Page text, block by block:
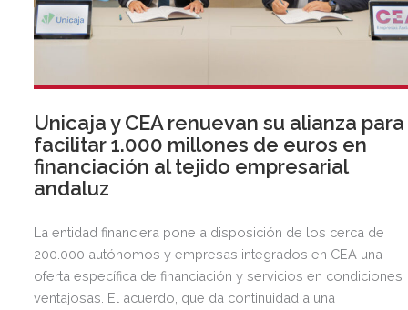
Unicaja y CEA renuevan su alianza para
facilitar 1.000 millones de euros en
financiación al tejido empresarial
andaluz
La entidad financiera pone a disposición de los cerca de
200.000 autónomos y empresas integrados en CEA una
oferta específica de financiación y servicios en condiciones
ventajosas. El acuerdo, que da continuidad a una